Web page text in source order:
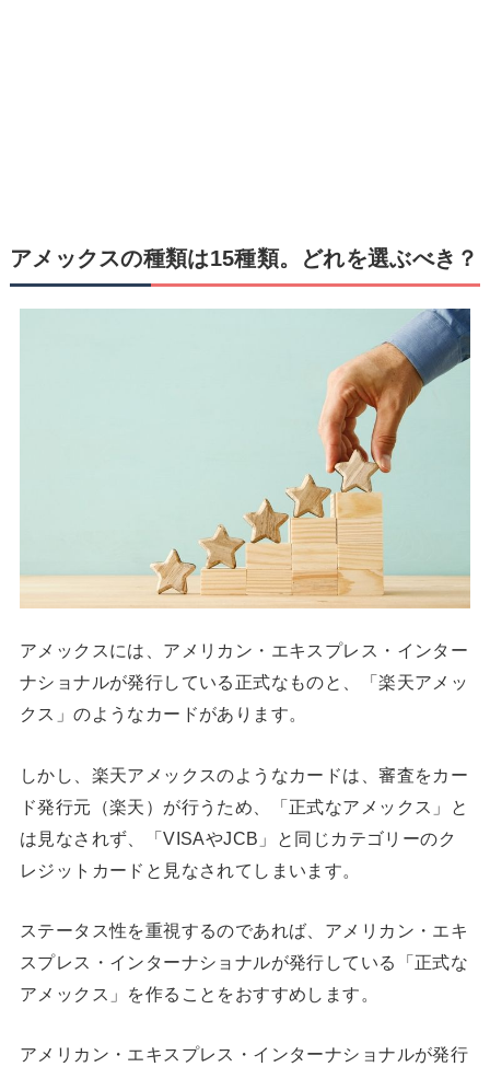
アメックスの種類は15種類。どれを選ぶべき？
アメックスには、アメリカン・エキスプレス・インター
ナショナルが発行している正式なものと、「楽天アメッ
クス」のようなカードがあります。
しかし、楽天アメックスのようなカードは、審査をカー
ド発行元（楽天）が行うため、「正式なアメックス」と
は見なされず、「VISAやJCB」と同じカテゴリーのク
レジットカードと見なされてしまいます。
ステータス性を重視するのであれば、アメリカン・エキ
スプレス・インターナショナルが発行している「正式な
アメックス」を作ることをおすすめします。
アメリカン・エキスプレス・インターナショナルが発行